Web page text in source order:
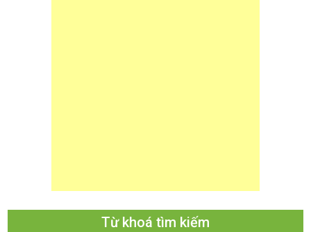
Từ khoá tìm kiếm